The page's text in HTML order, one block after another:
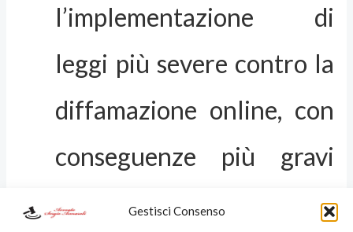
Gestisci Consenso
l’implementazione di
leggi più severe contro la
diffamazione online, con
conseguenze più gravi
per coloro che violano tali